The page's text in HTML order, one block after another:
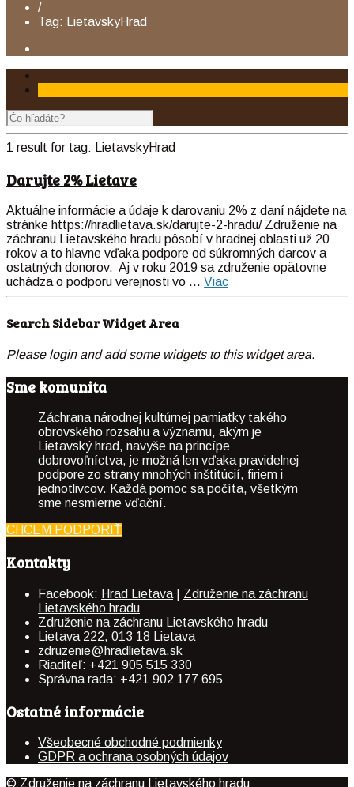
/
Tag: LietavskyHrad
1 result for tag: LietavskyHrad
Darujte 2% Lietave
Aktuálne informácie a údaje k darovaniu 2% z daní nájdete na
stránke https://hradlietava.sk/darujte-2-hradu/ Združenie na
záchranu Lietavského hradu pôsobí v hradnej oblasti už 20
rokov a to hlavne vďaka podpore od súkromných darcov a
ostatných donorov. Aj v roku 2019 sa združenie opätovne
uchádza o podporu verejnosti vo ... Viac
Search Sidebar Widget Area
Please login and add some widgets to this widget area.
Sme komunita
Záchrana národnej kultúrnej pamiatky takého
obrovského rozsahu a významu, akým je
Lietavský hrad, navyše na princípe
dobrovoľníctva, je možná len vďaka pravidelnej
podpore zo strany mnohých inštitúcií, firiem i
jednotlivcov. Každá pomoc sa počíta, všetkým
sme nesmierne vďační.
CHCEM PODPORIŤ
Kontakty
Facebook: Hrad Lietava
Združenie na záchranu
Lietavského hradu
Združenie na záchranu Lietavského hradu
Lietava 222, 013 18 Lietava
zdruzenie@hradlietava.sk
Riaditeľ: +421 905 515 330
Správna rada: +421 902 177 695
Ostatné informácie
Všeobecné obchodné podmienky
GDPR a ochrana osobných údajov
© Združenie na záchranu Lietavského hradu